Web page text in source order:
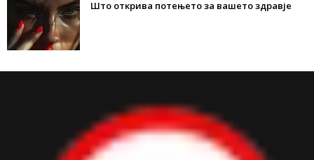
Што открива потењето за вашето здравје